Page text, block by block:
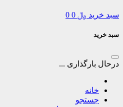
سبد خرید ﷼ 0
سبد خرید
درحال بارگذاری ...
خانه
جستجو